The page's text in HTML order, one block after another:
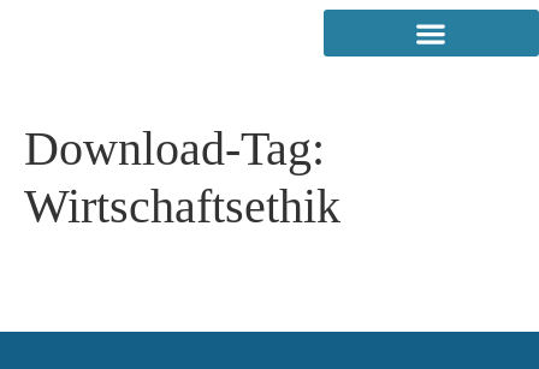
Download-Tag:
Wirtschaftsethik